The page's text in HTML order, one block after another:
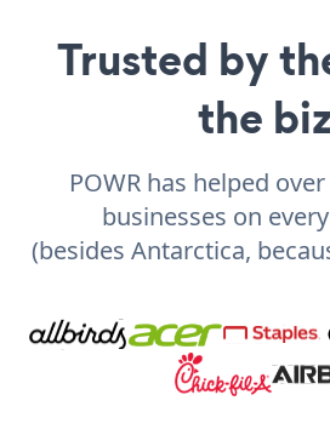
Trusted by
the
POWR has helped
businesses on
(besides Antarctica,